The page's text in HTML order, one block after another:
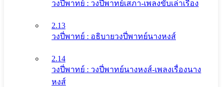
วงปี่พาทย์ : วงปี่พาทย์เสภา-เพลงขับเล่าเรื่อง
2.13
วงปี่พาทย์ : อธิบายวงปี่พาทย์นางหงส์
2.14
วงปี่พาทย์ : วงปี่พาทย์นางหงส์-เพลงเรื่องนาง
หงส์